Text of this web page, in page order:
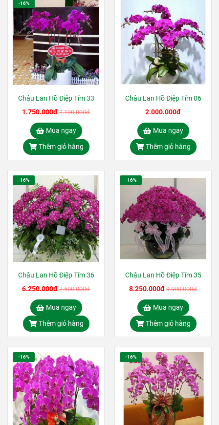
Chậu Lan Hồ Điệp Tím 33
1.750.000đ 2.100.000đ
-16%
Mua ngay
Thêm giỏ hàng
Chậu Lan Hồ Điệp Tím 06
2.000.000đ
Mua ngay
Thêm giỏ hàng
Chậu Lan Hồ Điệp Tím 36
6.250.000đ 7.500.000đ
-16%
Mua ngay
Thêm giỏ hàng
Chậu Lan Hồ Điệp Tím 35
8.250.000đ 9.900.000đ
-16%
Mua ngay
Thêm giỏ hàng
-16% -16%